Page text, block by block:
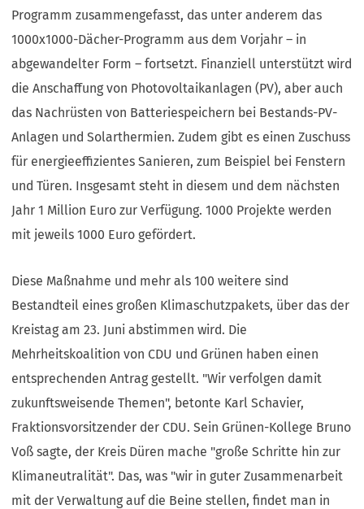
Programm zusammengefasst, das unter anderem das
1000x1000-Dächer-Programm aus dem Vorjahr – in
abgewandelter Form – fortsetzt. Finanziell unterstützt wird
die Anschaffung von Photovoltaikanlagen (PV), aber auch
das Nachrüsten von Batteriespeichern bei Bestands-PV-
Anlagen und Solarthermien. Zudem gibt es einen Zuschuss
für energieeffizientes Sanieren, zum Beispiel bei Fenstern
und Türen. Insgesamt steht in diesem und dem nächsten
Jahr 1 Million Euro zur Verfügung. 1000 Projekte werden
mit jeweils 1000 Euro gefördert.
Diese Maßnahme und mehr als 100 weitere sind
Bestandteil eines großen Klimaschutzpakets, über das der
Kreistag am 23. Juni abstimmen wird. Die
Mehrheitskoalition von CDU und Grünen haben einen
entsprechenden Antrag gestellt. "Wir verfolgen damit
zukunftsweisende Themen", betonte Karl Schavier,
Fraktionsvorsitzender der CDU. Sein Grünen-Kollege Bruno
Voß sagte, der Kreis Düren mache "große Schritte hin zur
Klimaneutralität". Das, was "wir in guter Zusammenarbeit
mit der Verwaltung auf die Beine stellen, findet man in